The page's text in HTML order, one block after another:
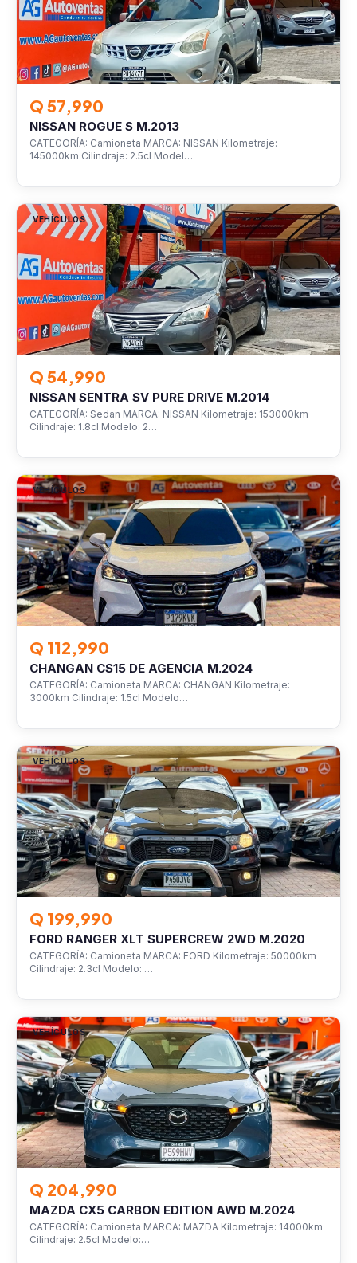
Q 57,990
NISSAN ROGUE S M.2013
CATEGORÍA: Camioneta MARCA: NISSAN Kilometraje:
145000km Cilindraje: 2.5cl Model…
VEHÍCULOS
Q 54,990
NISSAN SENTRA SV PURE DRIVE M.2014
CATEGORÍA: Sedan MARCA: NISSAN Kilometraje: 153000km
Cilindraje: 1.8cl Modelo: 2…
VEHÍCULOS
Q 112,990
CHANGAN CS15 DE AGENCIA M.2024
CATEGORÍA: Camioneta MARCA: CHANGAN Kilometraje:
3000km Cilindraje: 1.5cl Modelo…
VEHÍCULOS
Q 199,990
FORD RANGER XLT SUPERCREW 2WD M.2020
CATEGORÍA: Camioneta MARCA: FORD Kilometraje: 50000km
Cilindraje: 2.3cl Modelo: …
VEHÍCULOS
Q 204,990
MAZDA CX5 CARBON EDITION AWD M.2024
CATEGORÍA: Camioneta MARCA: MAZDA Kilometraje: 14000km
Cilindraje: 2.5cl Modelo:…